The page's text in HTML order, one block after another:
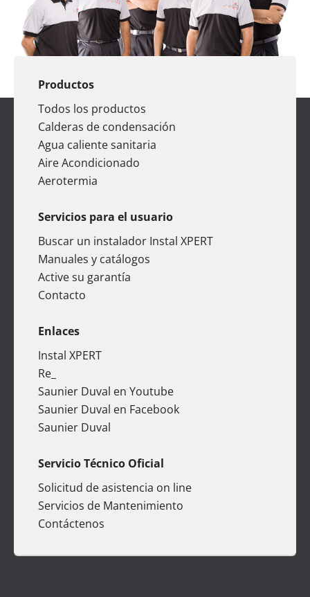
Productos
Todos los productos
Calderas de condensación
Agua caliente sanitaria
Aire Acondicionado
Aerotermia
Servicios para el usuario
Buscar un instalador Instal XPERT
Manuales y catálogos
Active su garantía
Contacto
Enlaces
Instal XPERT
Re_
Saunier Duval en Youtube
Saunier Duval en Facebook
Saunier Duval
Servicio Técnico Oficial
Solicitud de asistencia on line
Servicios de Mantenimiento
Contáctenos